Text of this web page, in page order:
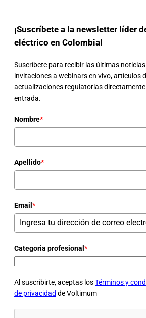
¡Suscríbete a la newsletter líder
eléctrico en Colombia!
Suscríbete para recibir las últimas
invitaciones a webinars en vivo, artículos
actualizaciones regulatorias
entrada.
Nombre*
Apellido*
Email *
Categoria profesional *
Al suscribirte, aceptas losTérminos y
de privacidad de Voltimum